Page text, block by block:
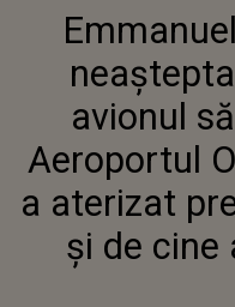
CE ORĂ A
FRANCEZ
avionul
Aeroportul
a aterizat
și de